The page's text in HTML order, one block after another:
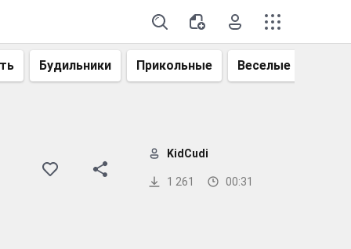
Будильники Прикольные Веселые
1 261 00:31
KidCudi